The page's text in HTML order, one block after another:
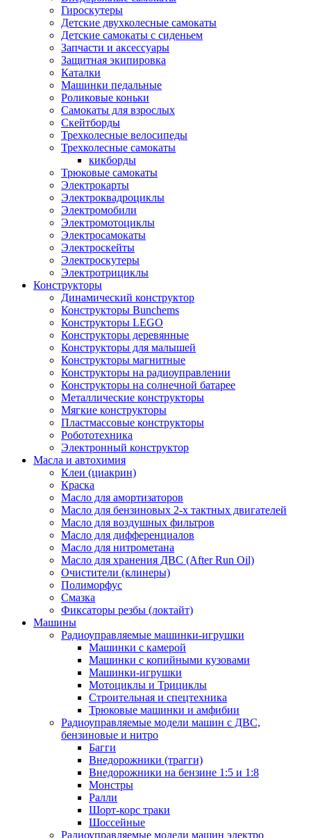
Гироскутеры
Детские двухколесные самокаты
Детские самокаты с сиденьем
Запчасти и аксессуары
Защитная экипировка
Каталки
Машинки педальные
Роликовые коньки
Самокаты для взрослых
Скейтборды
Трехколесные велосипеды
Трехколесные самокаты
кикборды
Трюковые самокаты
Электрокарты
Электроквадроциклы
Электромобили
Электромотоциклы
Электросамокаты
Электроскейты
Электроскутеры
Электротрициклы
Конструкторы
Динамический конструктор
Конструкторы Bunchems
Конструкторы LEGO
Конструкторы деревянные
Конструкторы для малышей
Конструкторы магнитные
Конструкторы на радиоуправлении
Конструкторы на солнечной батарее
Металлические конструкторы
Мягкие конструкторы
Пластмассовые конструкторы
Робототехника
Электронный конструктор
Масла и автохимия
Клеи (циакрин)
Краска
Масло для амортизаторов
Масло для бензиновых 2-х тактных двигателей
Масло для воздушных фильтров
Масло для дифференциалов
Масло для нитрометана
Масло для хранения ДВС (After Run Oil)
Очистители (клинеры)
Полиморфус
Смазка
Фиксаторы резбы (локтайт)
Машины
Радиоуправляемые машинки-игрушки
Машинки с камерой
Машинки с копийными кузовами
Машинки-игрушки
Мотоциклы и Трициклы
Строительная и спецтехника
Трюковые машинки и амфибии
Радиоуправляемые модели машин с ДВС,
бензиновые и нитро
Багги
Внедорожники (трагги)
Внедорожники на бензине 1:5 и 1:8
Монстры
Ралли
Шорт-корс траки
Шоссейные
Радиоуправляемые модели машин электро